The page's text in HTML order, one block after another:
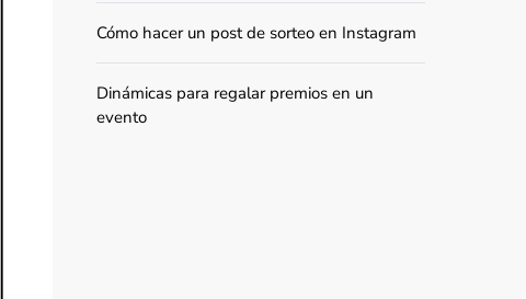
Cómo hacer un post de sorteo en Instagram
Dinámicas para regalar premios en un
evento